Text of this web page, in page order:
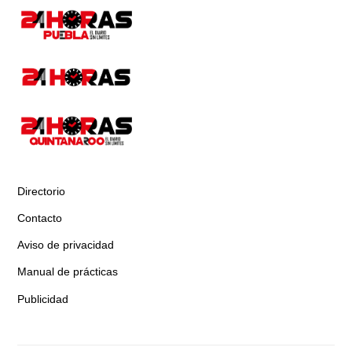
Directorio
Contacto
Aviso de privacidad
Manual de prácticas
Publicidad